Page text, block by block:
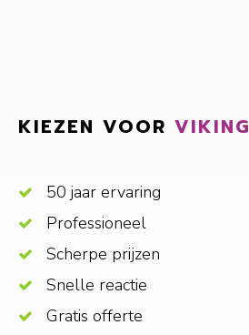
KIEZEN VOOR VIKING
50 jaar ervaring
Professioneel
Scherpe prijzen
Snelle reactie
Gratis offerte